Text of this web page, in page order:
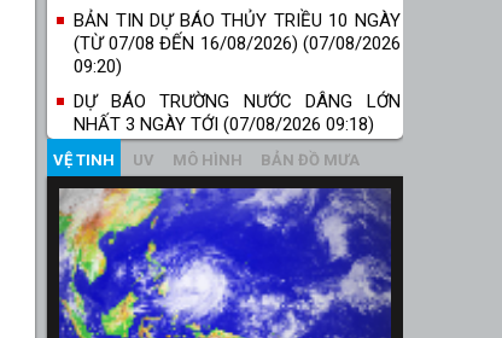
BẢN TIN DỰ BÁO THỦY TRIỀU 10 NGÀY
(TỪ 07/08 ĐẾN 16/08/2026) (07/08/2026
09:20)
DỰ BÁO TRƯỜNG NƯỚC DÂNG LỚN
NHẤT 3 NGÀY TỚI (07/08/2026 09:18)
VỆ TINH UV MÔ HÌNH BẢN ĐỒ MƯA